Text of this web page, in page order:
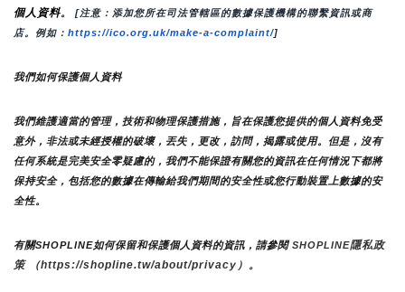
個人資料。
[注意：添加您所在司法管轄區的數據保護機構的聯繫資訊或商
店。例如： https://ico.org.uk/make-a-complaint/]
我們如何保護個人資料
我們維護適當的管理，技術和物理保護措施，旨在保護您提供的個人資料免受
意外，非法或未經授權的破壞，丟失，更改，訪問，揭露或使用。但是，沒有
任何系統是完美安全零疑慮的，我們不能保證有關您的資訊在任何情況下都將
保持安全，包括您的數據在傳輸給我們期間的安全性或您行動裝置上數據的安
全性。
有關SHOPLINE如何保留和保護個人資料的資訊，請參閱 SHOPLINE隱私政
策 （https://shopline.tw/about/privacy）。